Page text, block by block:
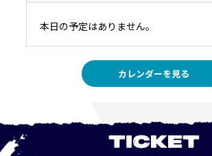
本日の予定はありません。
カレンダーを見る
TICKET